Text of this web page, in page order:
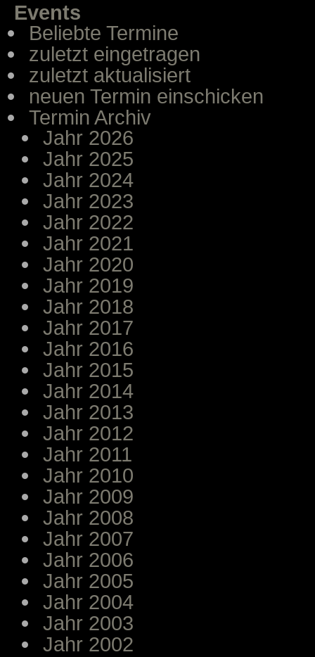
Events
Beliebte Termine
zuletzt eingetragen
zuletzt aktualisiert
neuen Termin einschicken
Termin Archiv
Jahr 2026
Jahr 2025
Jahr 2024
Jahr 2023
Jahr 2022
Jahr 2021
Jahr 2020
Jahr 2019
Jahr 2018
Jahr 2017
Jahr 2016
Jahr 2015
Jahr 2014
Jahr 2013
Jahr 2012
Jahr 2011
Jahr 2010
Jahr 2009
Jahr 2008
Jahr 2007
Jahr 2006
Jahr 2005
Jahr 2004
Jahr 2003
Jahr 2002